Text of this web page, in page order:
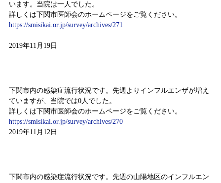
います。当院は一人でした。
詳しくは下関市医師会のホームページをご覧ください。
https://smisikai.or.jp/survey/archives/271
2019年11月19日
下関市内の感染症流行状況です。先週よりインフルエンザが増え
ていますが、当院では0人でした。
詳しくは下関市医師会のホームページをご覧ください。
https://smisikai.or.jp/survey/archives/270
2019年11月12日
下関市内の感染症流行状況です。先週の山陽地区のインフルエン